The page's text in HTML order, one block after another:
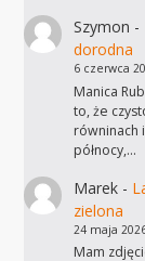
Szymon -
dorodna
6 czerwca
Manica
to, że
równinach
północy,…
Marek-
zielona
24 maja
Mam